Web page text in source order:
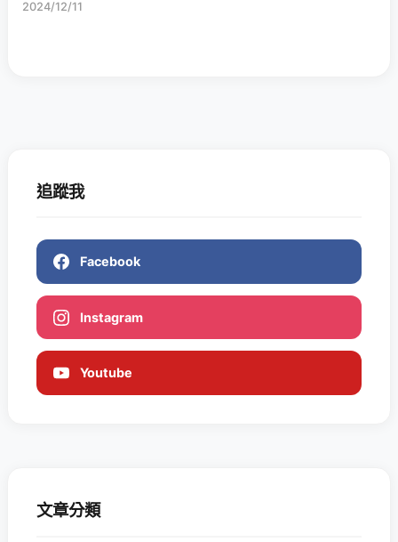
2024/12/11
追蹤我
Facebook
Instagram
Youtube
文章分類